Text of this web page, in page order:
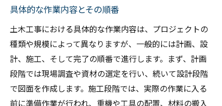
具体的な作業内容とその順番
土木工事における具体的な作業内容は、プロジェクトの
種類や規模によって異なりますが、一般的には計画、設
計、施工、そして完了の順番で進行します。まず、計画
段階では現場調査や資材の選定を行い、続いて設計段階
で図面を作成します。施工段階では、実際の作業に入る
前に準備作業が行われ、重機や工具の配置、材料の搬入